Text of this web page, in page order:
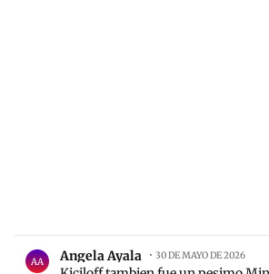
AA Angela Ayala 30 DE MAYO DE 2026